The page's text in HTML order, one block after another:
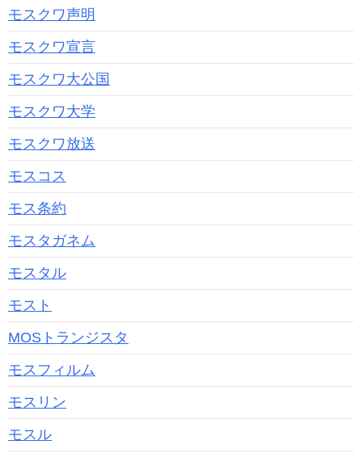
モスクワ声明
モスクワ宣言
モスクワ大公国
モスクワ大学
モスクワ放送
モスコス
モス条約
モスタガネム
モスタル
モスト
MOSトランジスタ
モスフィルム
モスリン
モスル